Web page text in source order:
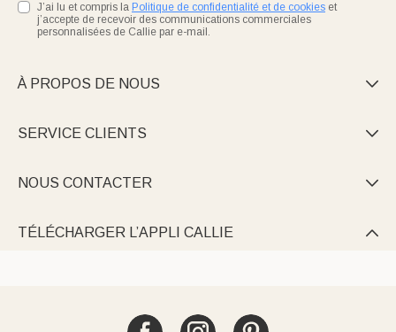
J’ai lu et compris la Politique de confidentialité et de cookies et
j’accepte de recevoir des communications commerciales
personnalisées de Callie par e-mail.
À PROPOS DE NOUS 
SERVICE CLIENTS 
NOUS CONTACTER 
TÉLÉCHARGER L’APPLI CALLIE 